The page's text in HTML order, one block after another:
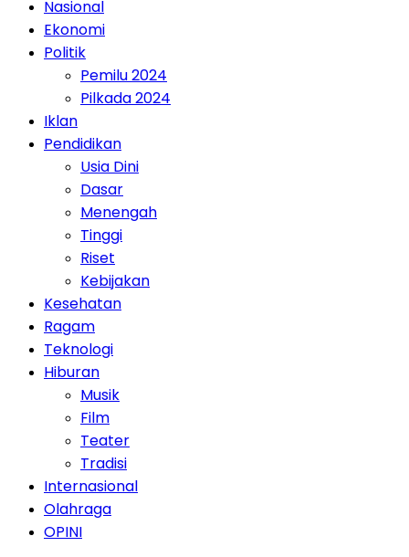
Nasional
Ekonomi
Politik
Pemilu 2024
Pilkada 2024
Iklan
Pendidikan
Usia Dini
Dasar
Menengah
Tinggi
Riset
Kebijakan
Kesehatan
Ragam
Teknologi
Hiburan
Musik
Film
Teater
Tradisi
Internasional
Olahraga
OPINI